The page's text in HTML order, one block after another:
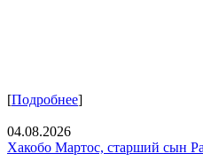
[Подробнее]
04.08.2026
Хакобо Мартос, старший сын